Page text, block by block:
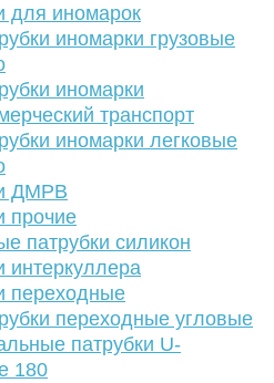
для иномарок
иномарки грузовые
иномарки
транспорт
иномарки легковые
ДМРВ
прочие
патрубки силикон
интеркуллера
переходные
переходные угловые
патрубки U-
180